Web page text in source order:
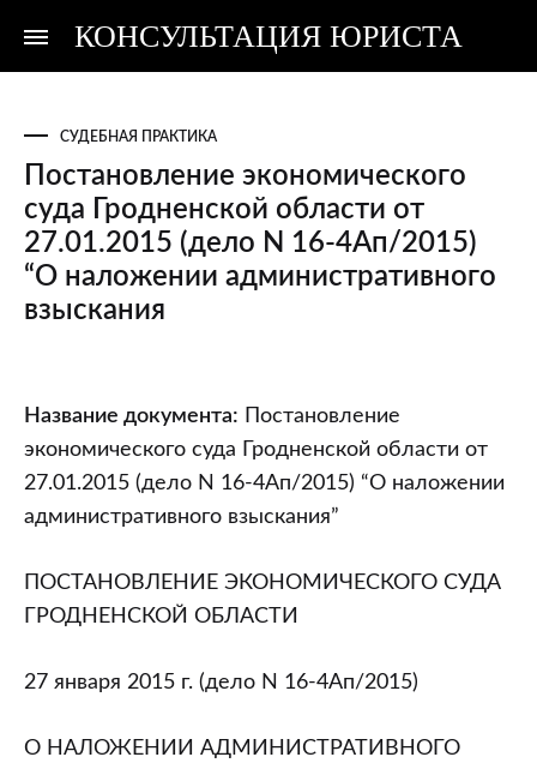
КОНСУЛЬТАЦИЯ ЮРИСТА
Консультация
Консультация
СУДЕБНАЯ ПРАКТИКА
Постановление экономического
суда Гродненской области от
27.01.2015 (дело N 16-4Ап/2015)
“О наложении административного
взыскания
Постановление
экономического
суда
Гродненской
от
27.01.2015
N
4Ап/2015)
Название документа: Постановление
экономического суда Гродненской области от
27.01.2015 (дело N 16-4Ап/2015) “О наложении
административного взыскания”
ПОСТАНОВЛЕНИЕ ЭКОНОМИЧЕСКОГО СУДА
ГРОДНЕНСКОЙ ОБЛАСТИ
27 января 2015 г. (дело N 16-4Ап/2015)
О НАЛОЖЕНИИ АДМИНИСТРАТИВНОГО